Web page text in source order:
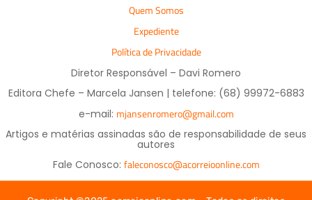
Quem Somos
Expediente
Política de Privacidade
Diretor Responsável – Davi Romero
Editora Chefe – Marcela Jansen | telefone: (68) 99972-6883
e-mail: mjansenromero@gmail.com
Artigos e matérias assinadas são de responsabilidade de seus
autores
Fale Conosco: faleconosco@acorreioonline.com